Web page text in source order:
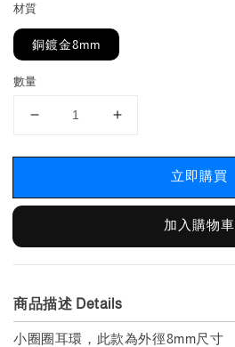
材質
銅鍍金8mm
數量
立即購買
加入購物車
商品描述 Details
小圈圈耳環，此款為外徑8mm尺寸